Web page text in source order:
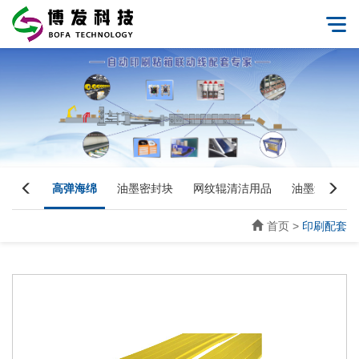
皮带 高弹海绵 油墨密封块 网纹辊清洁用品 油墨过滤器
首页 > 印刷配套